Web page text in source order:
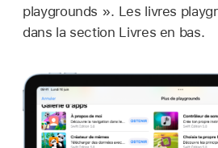
playgrounds ». Les livres
dans la section Livres en bas.